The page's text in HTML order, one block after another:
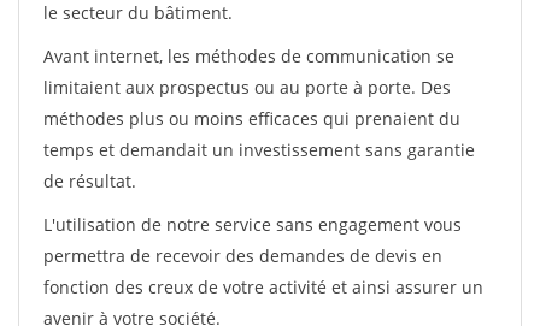
le secteur du bâtiment.
Avant internet, les méthodes de communication se
limitaient aux prospectus ou au porte à porte. Des
méthodes plus ou moins efficaces qui prenaient du
temps et demandait un investissement sans garantie
de résultat.
L'utilisation de notre service sans engagement vous
permettra de recevoir des demandes de devis en
fonction des creux de votre activité et ainsi assurer un
avenir à votre société.